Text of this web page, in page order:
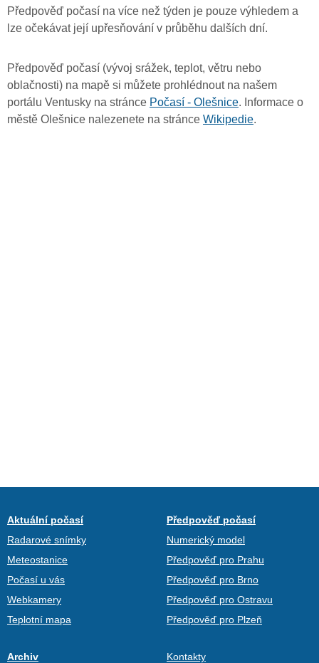
Předpověď počasí na více než týden je pouze výhledem a
lze očekávat její upřesňování v průběhu dalších dní.
Předpověď počasí (vývoj srážek, teplot, větru nebo
oblačnosti) na mapě si můžete prohlédnout na našem
portálu Ventusky na stránce Počasí - Olešnice. Informace o
městě Olešnice nalezenete na stránce Wikipedie.
Aktuální počasí
Radarové snímky
Meteostanice
Počasí u vás
Webkamery
Teplotní mapa
Předpověď počasí
Numerický model
Předpověď pro Prahu
Předpověď pro Brno
Předpověď pro Ostravu
Předpověď pro Plzeň
Archiv Kontakty